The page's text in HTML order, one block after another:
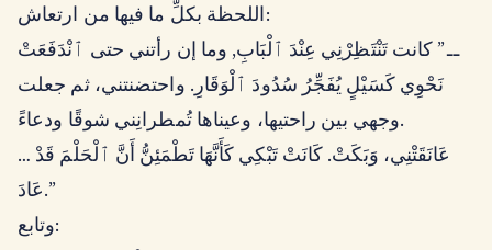
اللحظة بكلِّ ما فيها من ارتعاش:
ــ ” كانت تَنْتَظِرْنِي عِنْدَ ٱلْبَابِ, وما إن رأتني حتى ٱنْدَفَعَتْ
نَحْوِي كَسَيْلٍ يُفَجِّرُ سُدُودَ ٱلْوَقَارِ. واحتضنتني، ثم جعلت
وجهي بين راحتيها، وعيناها تُمطرانِني شوقًا ودعاءً.
… عَانَقَتْنِي، وَبَكَتْ. كَانَتْ تَبْكِي كَأَنَّهَا تَطْمَئِنُّ أَنَّ ٱلْحَلْمَ قَدْ
عَادَ.”
وتابع: